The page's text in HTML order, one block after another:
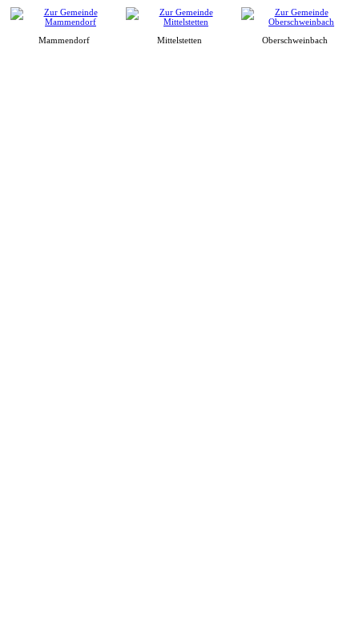
Mammendorf Mittelstetten Oberschweinbach